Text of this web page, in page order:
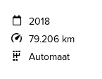
2018
79.206 km
Automaat